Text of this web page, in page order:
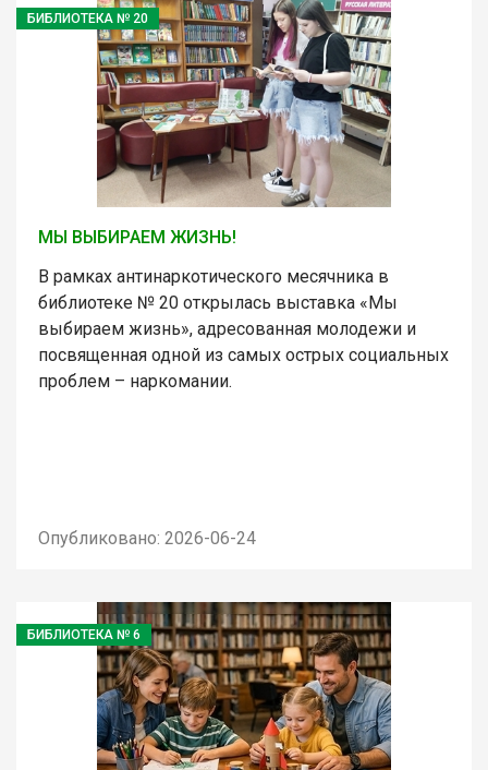
БИБЛИОТЕКА № 20
МЫ ВЫБИРАЕМ ЖИЗНЬ!
В рамках антинаркотического месячника в
библиотеке № 20 открылась выставка «Мы
выбираем жизнь», адресованная молодежи и
посвященная одной из самых острых социальных
проблем – наркомании.
Опубликовано: 2026-06-24
БИБЛИОТЕКА № 6